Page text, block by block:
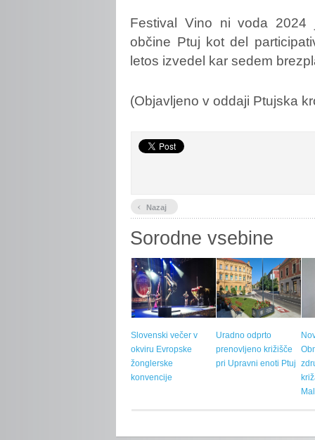
Festival Vino ni voda 2024
občine Ptuj kot del
letos izvedel kar sedem
(Objavljeno v oddaji Ptujska
‹ Nazaj
Sorodne vsebine
Slovenski večer v
okviru Evropske
žonglerske
konvencije
Uradno odprto
prenovljeno križišče
pri Upravni enoti Ptuj